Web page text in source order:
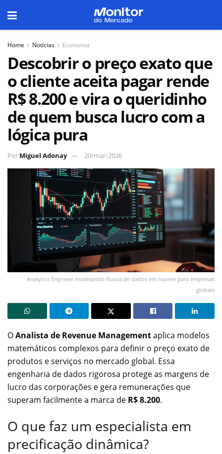
Home Notícias Economia
Descobrir o preço exato que
o cliente aceita pagar rende
R$ 8.200 e vira o queridinho
de quem busca lucro com a
lógica pura
Por Miguel Adonay 20/mar/2026
Analytics Engineer modelando fluxos de dados em nuvem para empresas
globais
OAnalista de Revenue Managementaplica modelos
matemáticos complexos para definir o preço exato de
produtos e serviços no mercado global. Essa
engenharia de dados rigorosa protege as margens de
lucro das corporações e gera remunerações que
superam facilmente a marca de R$ 8.200.
O que faz um especialista em
precificação dinâmica?